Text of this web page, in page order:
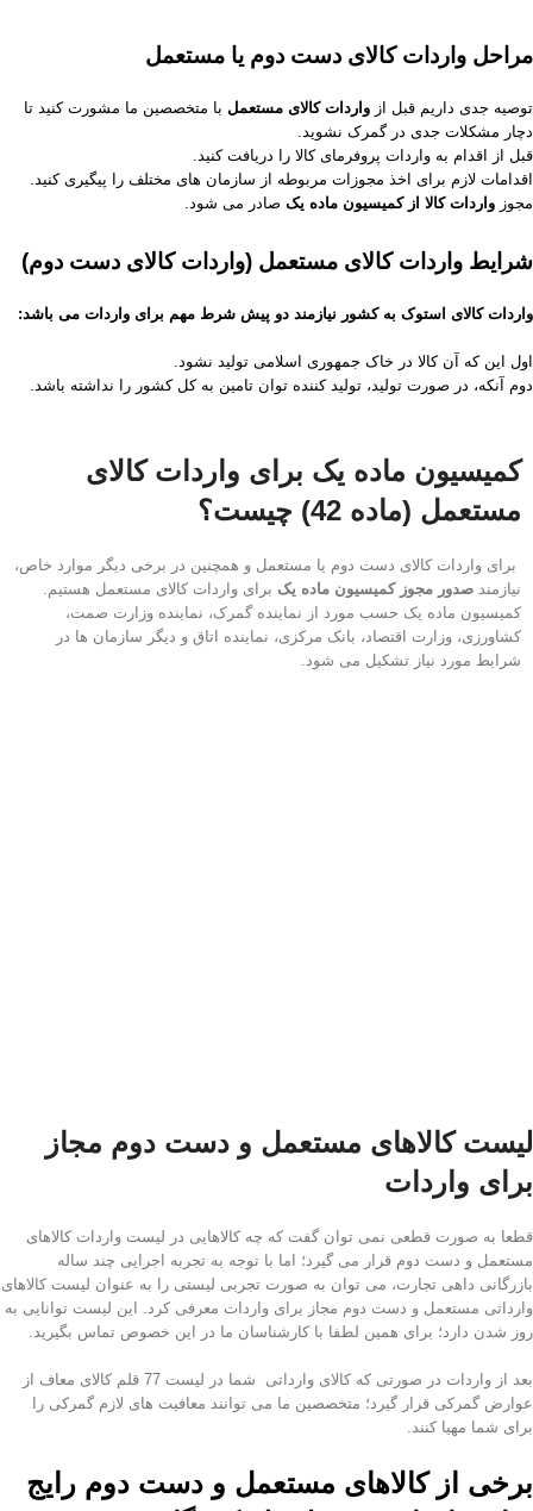
مراحل واردات کالای دست دوم یا مستعمل
توصیه جدی داریم قبل از واردات کالای مستعمل با متخصصین ما مشورت کنید تا
دچار مشکلات جدی در گمرک نشوید.
قبل از اقدام به واردات پروفرمای کالا را دریافت کنید.
اقدامات لازم برای اخذ مجوزات مربوطه از سازمان های مختلف را پیگیری کنید.
مجوز واردات کالا از کمیسیون ماده یک صادر می شود.
شرایط واردات کالای مستعمل (واردات کالای دست دوم)
واردات کالای استوک به کشور نیازمند دو پیش شرط مهم برای واردات می باشد:
اول این که آن کالا در خاک جمهوری اسلامی تولید نشود.
دوم آنکه، در صورت تولید، تولید کننده توان تامین به کل کشور را نداشته باشد.
کمیسیون ماده یک برای واردات کالای
مستعمل (ماده 42) چیست؟
برای واردات کالای دست دوم یا مستعمل و همچنین در برخی دیگر موارد خاص،
نیازمند صدور مجوز کمیسیون ماده یک برای واردات کالای مستعمل هستیم.
کمیسیون ماده یک حسب مورد از نماینده گمرک، نماینده وزارت صمت،
کشاورزی، وزارت اقتصاد، بانک مرکزی، نماینده اتاق و دیگر سازمان ها در
شرایط مورد نیاز تشکیل می شود.
لیست کالاهای مستعمل و دست دوم مجاز
برای واردات
قطعا به صورت قطعی نمی توان گفت که چه کالاهایی در لیست واردات کالاهای
مستعمل و دست دوم قرار می گیرد؛ اما با توجه به تجربه اجرایی چند ساله
بازرگانی داهی تجارت، می توان به صورت تجربی لیستی را به عنوان لیست کالاهای
وارداتی مستعمل و دست دوم مجاز برای واردات معرفی کرد. این لیست توانایی به
روز شدن دارد؛ برای همین لطفا با کارشناسان ما در این خصوص تماس بگیرید.
بعد از واردات در صورتی که کالای وارداتی شما در لیست 77 قلم کالای معاف از
عوارض گمرکی قرار گیرد؛ متخصصین ما می توانند معافیت های لازم گمرکی را
برای شما مهیا کنند.
برخی از کالاهای مستعمل و دست دوم رایج